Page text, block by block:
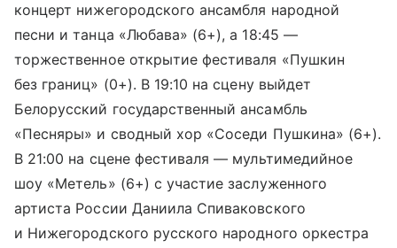
концерт нижегородского ансамбля народной
песни и танца «Любава» (6+), а 18:45 —
торжественное открытие фестиваля «Пушкин
без границ» (0+). В 19:10 на сцену выйдет
Белорусский государственный ансамбль
«Песняры» и сводный хор «Соседи Пушкина» (6+).
В 21:00 на сцене фестиваля — мультимедийное
шоу «Метель» (6+) с участие заслуженного
артиста России Даниила Спиваковского
и Нижегородского русского народного оркестра